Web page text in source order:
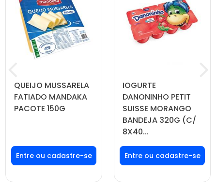
QUEIJO MUSSARELA
FATIADO MANDAKA
PACOTE 150G
Faça seu login ou
cadastre-se para
ver preços e
IOGURTE
DANONINHO PETIT
SUISSE MORANGO
BANDEJA 320G (C/
8X40...
Faça seu login ou
cadastre-se para
ver preços e